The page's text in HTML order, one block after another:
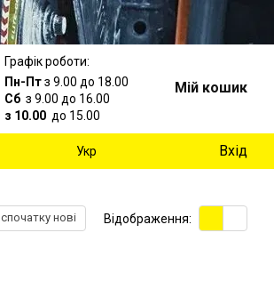
Графік роботи:
Пн-Птз 9.00 до 18.00
Сб з 9.00 до 16.00
з 10.00 до 15.00
Мій кошик
Укр Вхід
спочатку нові Відображення: